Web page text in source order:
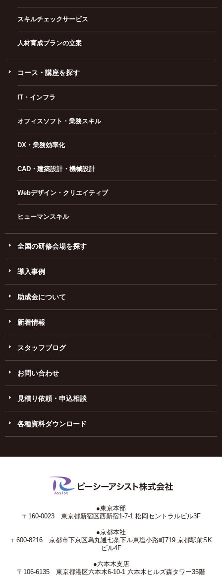
スキルチェックサービス
人材育成プランの立案
コース・講座を探す
IT・インフラ
オフィスソフト・業務スキル
DX・業務効率化
CAD・建築設計・機械設計
Webデザイン・クリエイティブ
ヒューマンスキル
全国の研修会場を探す
導入事例
助成金について
新着情報
スタッフブログ
お問い合わせ
見積り依頼・申込相談
各種資料ダウンロード
●東京本部
〒160-0023 東京都新宿区西新宿1-7-1 松岡セントラルビル3F
●京都本社
〒600-8216 京都市下京区烏丸通七条下ル東塩小路町719 京都駅前SK
ビル4F
●六本木支店
〒106-6135 東京都港区六本木6-10-1 六本木ヒルズ森タワー35階